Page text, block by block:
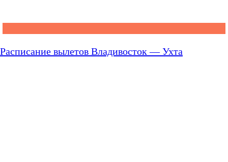
Расписание вылетов Владивосток — Ухта